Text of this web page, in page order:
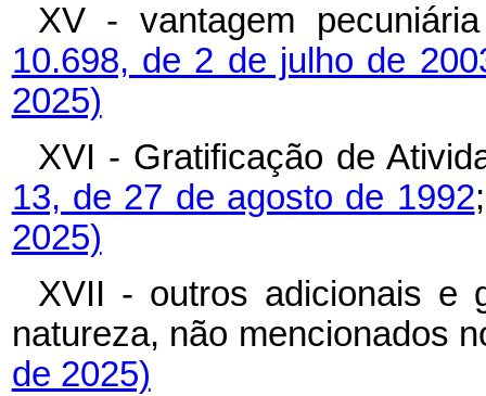
XV - vantagem
10.698, de 2 de julho de
2025)
XVI - Gratificação de
13, de 27 de agosto de 1992
2025)
XVII - outros adicionais e
natureza, não mencionados
de 2025)